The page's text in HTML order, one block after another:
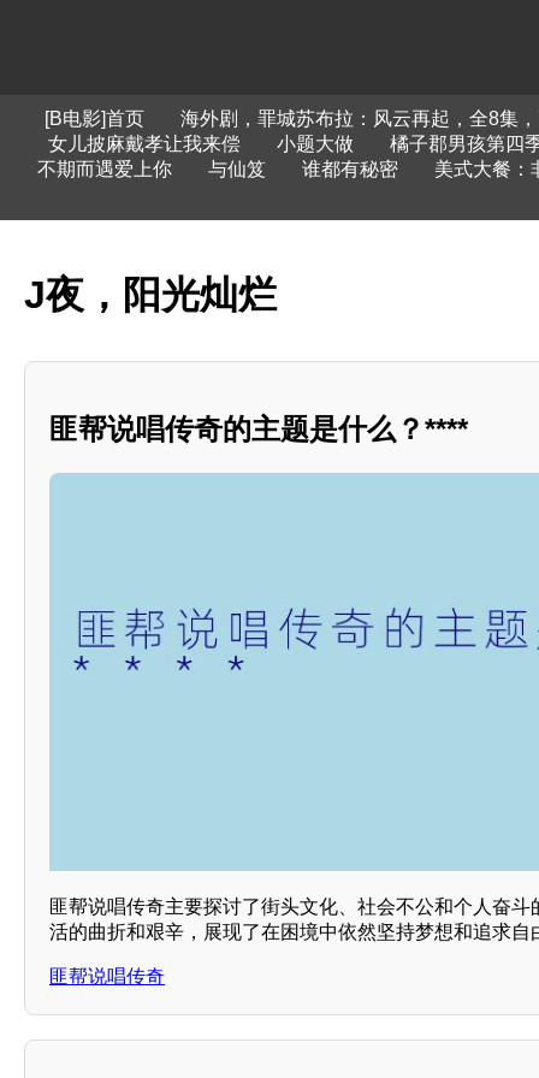
[B电影]首页
海外剧，罪城苏布拉：风云再起，全8集
女儿披麻戴孝让我来偿
小题大做
橘子郡男孩第四
不期而遇爱上你
与仙笈 谁都有秘密 美式大餐：
J夜，阳光灿烂
匪帮说唱传奇的主题是什么？****
匪帮说唱传奇主要探讨了街头文化、社会不公和个人奋
活的曲折和艰辛，展现了在困境中依然坚持梦想和追求自
匪帮说唱传奇